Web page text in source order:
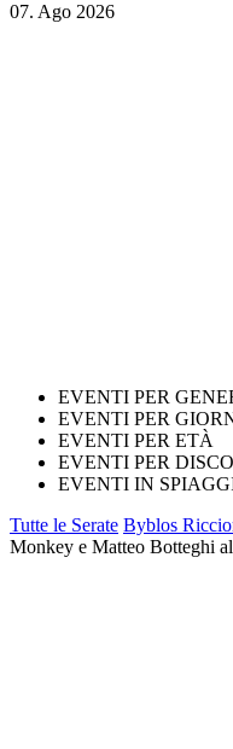
07. Ago 2026
EVENTI PER
EVENTI PER
EVENTI PER ETÀ
EVENTI PER
EVENTI IN
Tutte le Serate Byblos
Monkey e Matteo Botteghi